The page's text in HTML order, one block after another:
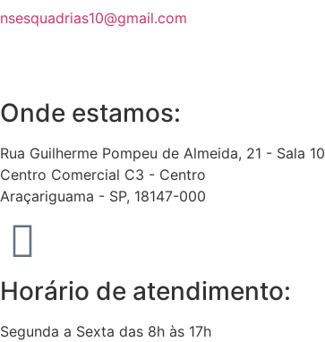
nsesquadrias10@gmail.com
Onde estamos:
Rua Guilherme Pompeu de Almeida, 21 - Sala 10
Centro Comercial C3 - Centro
Araçariguama - SP, 18147-000
Horário de atendimento:
Segunda a Sexta das 8h às 17h